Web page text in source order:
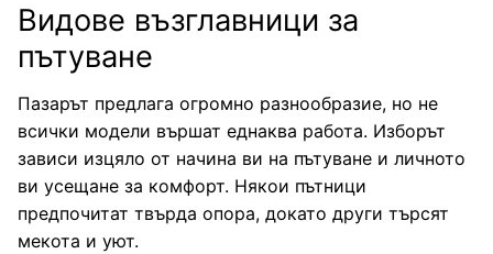
Видове възглавници за
пътуване
Пазарът предлага огромно разнообразие, но не
всички модели вършат еднаква работа. Изборът
зависи изцяло от начина ви на пътуване и личното
ви усещане за комфорт. Някои пътници
предпочитат твърда опора, докато други търсят
мекота и уют.